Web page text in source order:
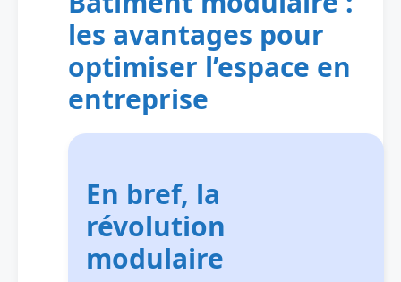
les avantages pour
optimiser l’espace en
entreprise
En bref, la
révolution
modulaire